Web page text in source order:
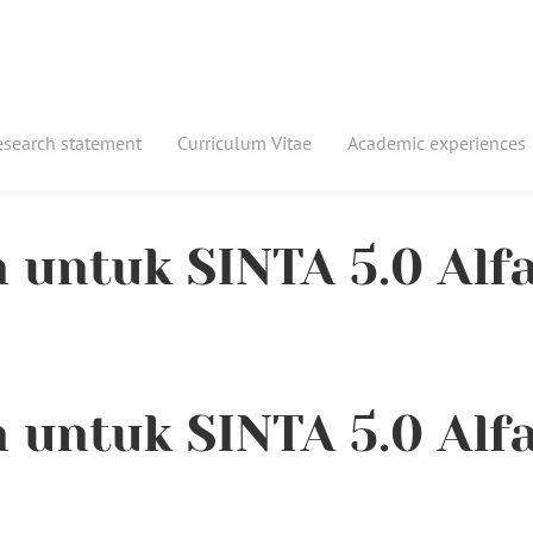
statement Curriculum Vitae Academic experiences
SINTA 5.0
SINTA 5.0